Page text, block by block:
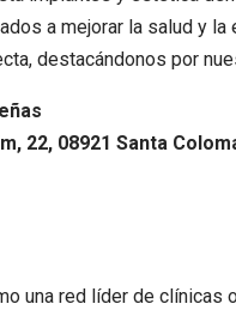
a mejorar la salud y
destacándonos por
22, 08921 Santa
una red líder de